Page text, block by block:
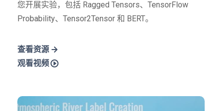
您开展实验，包括 Ragged Tensors、TensorFlow
Probability、Tensor2Tensor 和 BERT。
查看资源
观看视频